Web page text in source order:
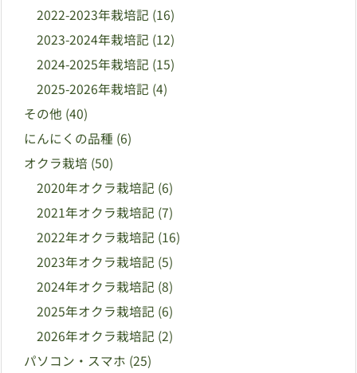
2022-2023年栽培記 (16)
2023-2024年栽培記 (12)
2024-2025年栽培記 (15)
2025-2026年栽培記 (4)
その他 (40)
にんにくの品種 (6)
オクラ栽培 (50)
2020年オクラ栽培記 (6)
2021年オクラ栽培記 (7)
2022年オクラ栽培記 (16)
2023年オクラ栽培記 (5)
2024年オクラ栽培記 (8)
2025年オクラ栽培記 (6)
2026年オクラ栽培記 (2)
パソコン・スマホ (25)